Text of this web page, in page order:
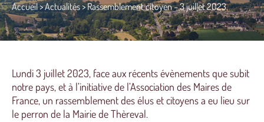
Accueil>Actualités>Rassemblement citoyen – 3 juillet 2023
Lundi 3 juillet 2023, face aux récents évènements que subit
notre pays, et à l’initiative de l’Association des Maires de
France, un rassemblement des élus et citoyens a eu lieu sur
le perron de la Mairie de Thèreval.